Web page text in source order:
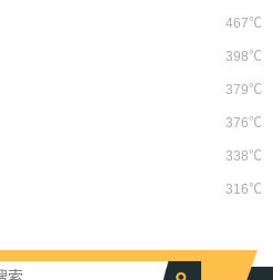
467℃
398℃
379℃
376℃
338℃
316℃